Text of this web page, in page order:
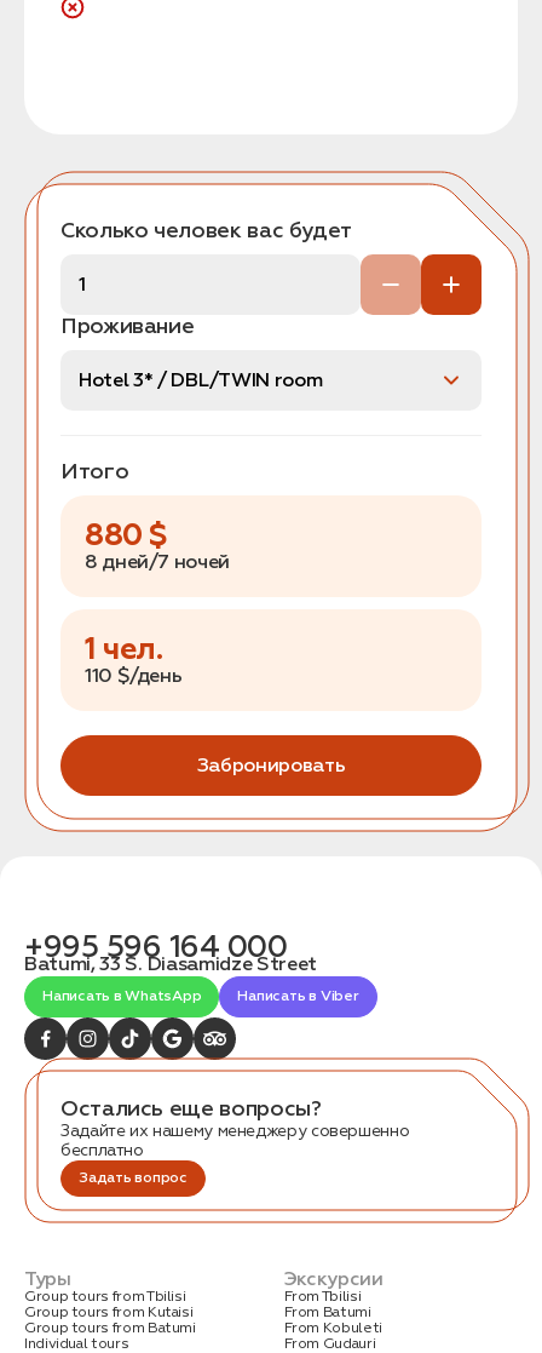
Сколько человек вас будет
Проживание
Итого
880 $
8 дней/7 ночей
1 чел.
110 $/день
Забронировать
+995 596 164 000
Batumi, 33 S. Diasamidze Street
Написать в WhatsApp Написать в Viber
Остались еще вопросы?
Задайте их нашему менеджеру совершенно
бесплатно
Задать вопрос
Туры
Group tours from Tbilisi
Group tours from Kutaisi
Group tours from Batumi
Individual tours
Экскурсии
From Tbilisi
From Batumi
From Kobuleti
From Gudauri